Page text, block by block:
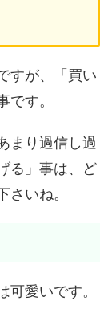
すが、「買い
す。
まり過信し過
る」事は、ど
いね。
可愛いです。